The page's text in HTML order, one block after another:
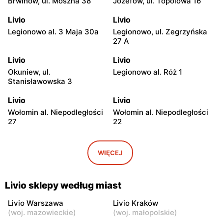
Livio
Legionowo al. 3 Maja 30a
Livio
Legionowo, ul. Zegrzyńska
27 A
Livio
Okuniew, ul.
Stanisławowska 3
Livio
Legionowo al. Róż 1
Livio
Wołomin al. Niepodległości
27
Livio
Wołomin al. Niepodległości
22
Otwock, ul. Warszawska
Livio
Otwock, ul. Wawerska 10
Livio
Wołomin, ul. Szosa
Jadowska 14B
Livio
Batorego 34
WIĘCEJ
Livio sklepy według miast
Livio Warszawa
(woj. mazowieckie)
Livio Kraków
(woj. małopolskie)